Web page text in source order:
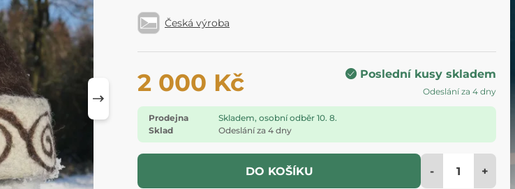
Česká výroba
2 000 Kč Poslední kusy skladem
Odeslání za 4 dny
Prodejna
Skladem, osobní odběr 10. 8.
Sklad
Odeslání za 4 dny
DO KOŠÍKU - +